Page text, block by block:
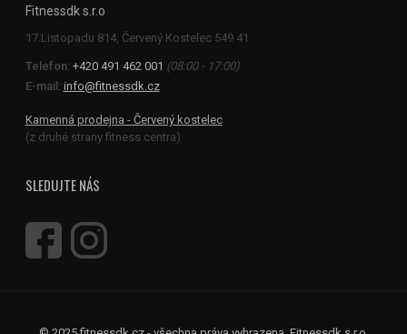
Fitnessdk s.r.o
Telefon: +420 491 462 001 (08:00 - 17:00)
E-mail: info@fitnessdk.cz
Kamenná prodejna - Červený kostelec
(z druhé strany fitness centra)
SLEDUJTE NÁS